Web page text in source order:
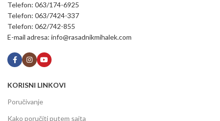
Telefon: 063/174-6925
Telefon: 063/7424-337
Telefon: 062/742-855
E-mail adresa: info@rasadnikmihalek.com
KORISNI LINKOVI
Poručivanje
Kako poručiti putem sajta